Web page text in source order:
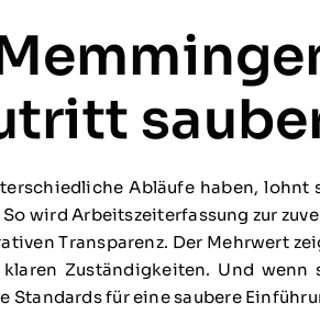
Abläufe haben, lohnt
wird Arbeitszeiterfassung zur
Transparenz. Der Mehrwert
Zuständigkeiten. Und
Standards für eine saubere